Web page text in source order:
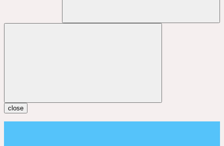
close